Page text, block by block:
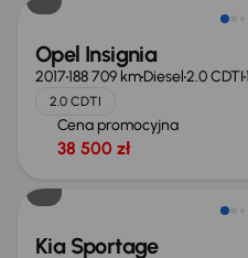
Opel Insignia
2017188 709 kmDiesel2.0 CDTI
2.0 CDTI
Cena promocyjna
38 500 zł
Możliwość odliczenia VAT
Kia Sportage